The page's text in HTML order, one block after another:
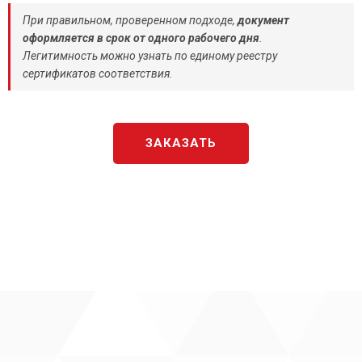
При правильном, проверенном подходе,документ
оформляется в срок от одного рабочего дня.
Легитимность можно узнать по единому реестру
сертификатов соответствия.
ЗАКАЗАТЬ